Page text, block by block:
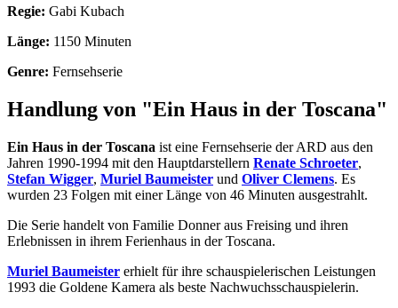
Regie: Gabi Kubach
Länge: 1150 Minuten
Genre: Fernsehserie
Handlung von "Ein Haus in der Toscana"
Ein Haus in der Toscana ist eine Fernsehserie der ARD aus den
Jahren 1990-1994 mit den Hauptdarstellern Renate Schroeter,
Stefan Wigger, Muriel Baumeister und Oliver Clemens. Es
wurden 23 Folgen mit einer Länge von 46 Minuten ausgestrahlt.
Die Serie handelt von Familie Donner aus Freising und ihren
Erlebnissen in ihrem Ferienhaus in der Toscana.
Muriel Baumeister erhielt für ihre schauspielerischen Leistungen
1993 die Goldene Kamera als beste Nachwuchsschauspielerin.